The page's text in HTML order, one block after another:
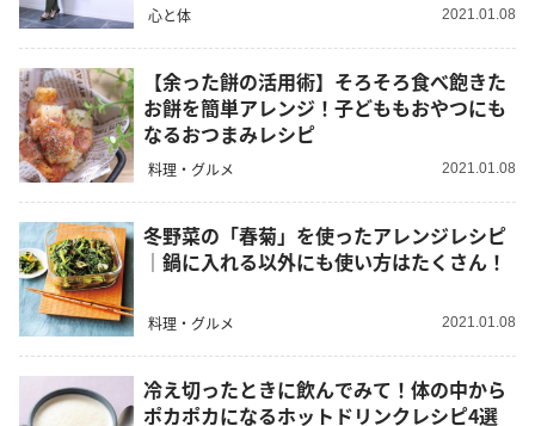
心と体 2021.01.08
【余った餅の活用術】そろそろ食べ飽きた
お餅を簡単アレンジ！子どももおやつにも
なるおつまみレシピ
料理・グルメ 2021.01.08
冬野菜の「春菊」を使ったアレンジレシピ
｜鍋に入れる以外にも使い方はたくさん！
料理・グルメ 2021.01.08
冷え切ったときに飲んでみて！体の中から
ポカポカになるホットドリンクレシピ4選